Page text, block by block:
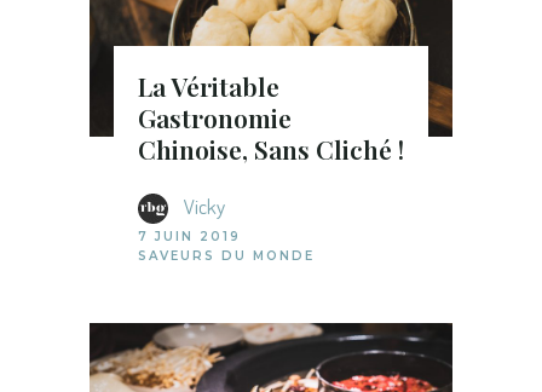
La Véritable
Gastronomie
Chinoise, Sans Cliché !
Vicky
7 JUIN 2019
SAVEURS DU MONDE